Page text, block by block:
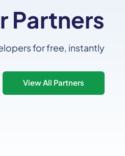
Partners
for free, instantly!
View All Partners